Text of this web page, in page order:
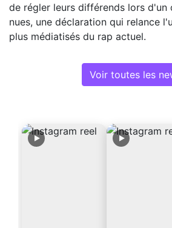
de régler leurs différends lors d'un
nues, une déclaration qui relance
plus médiatisés du rap actuel.
Voir toutes les